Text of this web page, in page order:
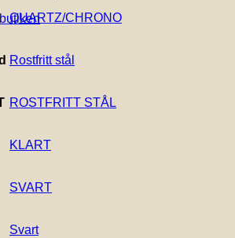
QUARTZ/CHRONO
Rostfritt stål
ROSTFRITT STÅL
KLART
SVART
Svart